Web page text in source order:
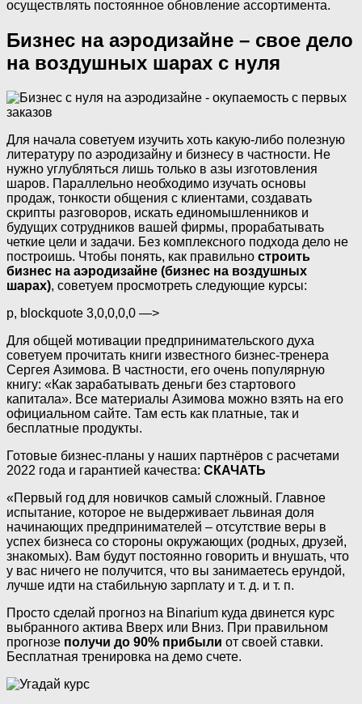
осуществлять постоянное обновление ассортимента.
Бизнес на аэродизайне – свое дело
на воздушных шарах с нуля
Для начала советуем изучить хоть какую-либо полезную
литературу по аэродизайну и бизнесу в частности. Не
нужно углубляться лишь только в азы изготовления
шаров. Параллельно необходимо изучать основы
продаж, тонкости общения с клиентами, создавать
скрипты разговоров, искать единомышленников и
будущих сотрудников вашей фирмы, прорабатывать
четкие цели и задачи. Без комплексного подхода дело не
построишь. Чтобы понять, как правильно строить
бизнес на аэродизайне (бизнес на воздушных
шарах), советуем просмотреть следующие курсы:
p, blockquote 3,0,0,0,0 —>
Для общей мотивации предпринимательского духа
советуем прочитать книги известного бизнес-тренера
Сергея Азимова. В частности, его очень популярную
книгу: «Как зарабатывать деньги без стартового
капитала». Все материалы Азимова можно взять на его
официальном сайте. Там есть как платные, так и
бесплатные продукты.
Готовые бизнес-планы у наших партнёров c расчетами
2022 года и гарантией качества: СКАЧАТЬ
«Первый год для новичков самый сложный. Главное
испытание, которое не выдерживает львиная доля
начинающих предпринимателей – отсутствие веры в
успех бизнеса со стороны окружающих (родных, друзей,
знакомых). Вам будут постоянно говорить и внушать, что
у вас ничего не получится, что вы занимаетесь ерундой,
лучше идти на стабильную зарплату и т. д. и т. п.
Просто сделай прогноз на Binarium куда двинется курс
выбранного актива Вверх или Вниз. При правильном
прогнозе получи до 90% прибыли от своей ставки.
Бесплатная тренировка на демо счете.